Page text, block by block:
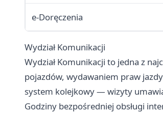
e-Doręczenia
Wydział Komunikacji
Wydział Komunikacji to jedna z
pojazdów, wydawaniem praw
system kolejkowy — wizyty
Godziny bezpośredniej obsługi